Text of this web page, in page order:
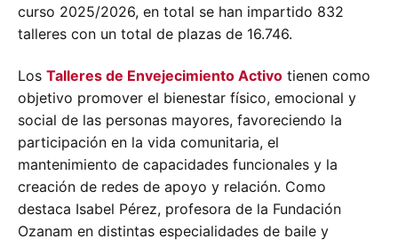
curso 2025/2026, en total se han impartido 832
talleres con un total de plazas de 16.746.
Los Talleres de Envejecimiento Activo tienen como
objetivo promover el bienestar físico, emocional y
social de las personas mayores, favoreciendo la
participación en la vida comunitaria, el
mantenimiento de capacidades funcionales y la
creación de redes de apoyo y relación. Como
destaca Isabel Pérez, profesora de la Fundación
Ozanam en distintas especialidades de baile y